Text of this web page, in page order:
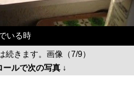
いる時
続きます。画像（7/9）
ールで次の写真 ↓